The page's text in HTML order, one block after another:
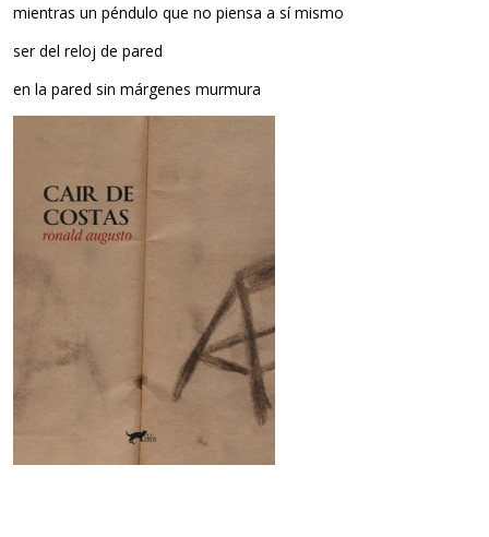
mientras un péndulo que no piensa a sí mismo
ser del reloj de pared
en la pared sin márgenes murmura